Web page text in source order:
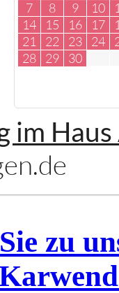
7
8 9 10
14
15 16 17
21
22 23 24
28
29 30
im
zu